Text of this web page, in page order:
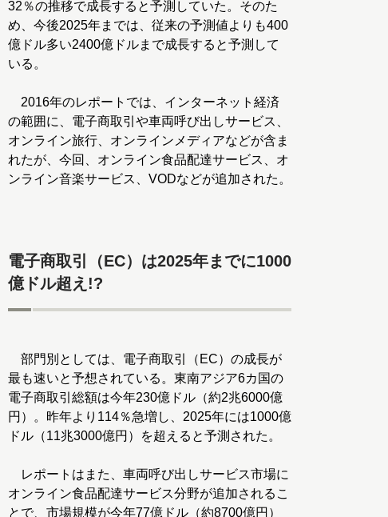
32％の推移で成長すると予測していた。そのた
め、今後2025年までは、従来の予測値よりも400
億ドル多い2400億ドルまで成長すると予測して
いる。
2016年のレポートでは、インターネット経済
の範囲に、電子商取引や車両呼び出しサービス、
オンライン旅行、オンラインメディアなどが含ま
れたが、今回、オンライン食品配達サービス、オ
ンライン音楽サービス、VODなどが追加された。
電子商取引（EC）は2025年までに1000
億ドル超え!?
部門別としては、電子商取引（EC）の成長が
最も速いと予想されている。東南アジア6カ国の
電子商取引総額は今年230億ドル（約2兆6000億
円）。昨年より114％急増し、2025年には1000億
ドル（11兆3000億円）を超えると予測された。
レポートはまた、車両呼び出しサービス市場に
オンライン食品配達サービス分野が追加されるこ
とで、市場規模が今年77億ドル（約8700億円）